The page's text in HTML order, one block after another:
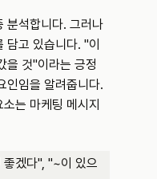
분석합니다. 그러나
담고 있습니다. "이
을 것"이라는 긍정
인임을 알려줍니다.
는 마케팅 메시지
겠다", "~이 있으